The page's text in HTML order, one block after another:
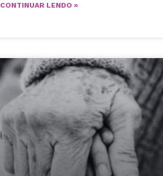
CONTINUAR LENDO »